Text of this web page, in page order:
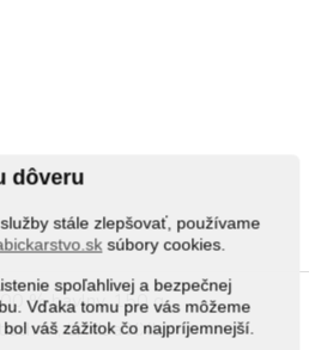
dôveru
stále zlepšovať, používame
súbory cookies.
spoľahlivej a bezpečnej
Vďaka tomu pre vás môžeme
váš zážitok čo najpríjemnejší.
% bavlny, 150 g.
M, L, XL a XXL.